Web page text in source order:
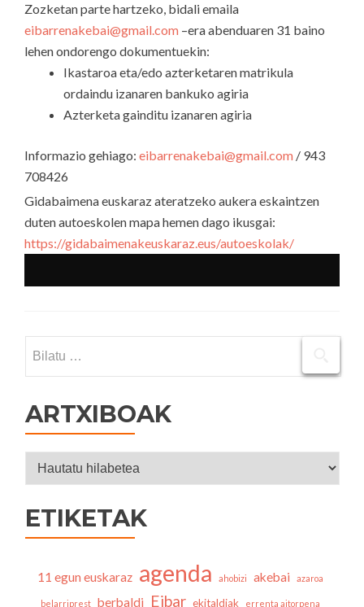
Zozketan parte hartzeko, bidali emaila
eibarrenakebai@gmail.com –era abenduaren 31 baino
lehen ondorengo dokumentuekin:
Ikastaroa eta/edo azterketaren matrikula
ordaindu izanaren bankuko agiria
Azterketa gainditu izanaren agiria
Informazio gehiago: eibarrenakebai@gmail.com / 943
708426
Gidabaimena euskaraz ateratzeko aukera eskaintzen
duten autoeskolen mapa hemen dago ikusgai:
https://gidabaimenakeuskaraz.eus/autoeskolak/
ARTXIBOAK
Artxiboak
ETIKETAK
11 egun euskaraz agenda ahobizi akebai azaroa
belarriprest berbaldi Eibar ekitaldiak errenta aitorpena